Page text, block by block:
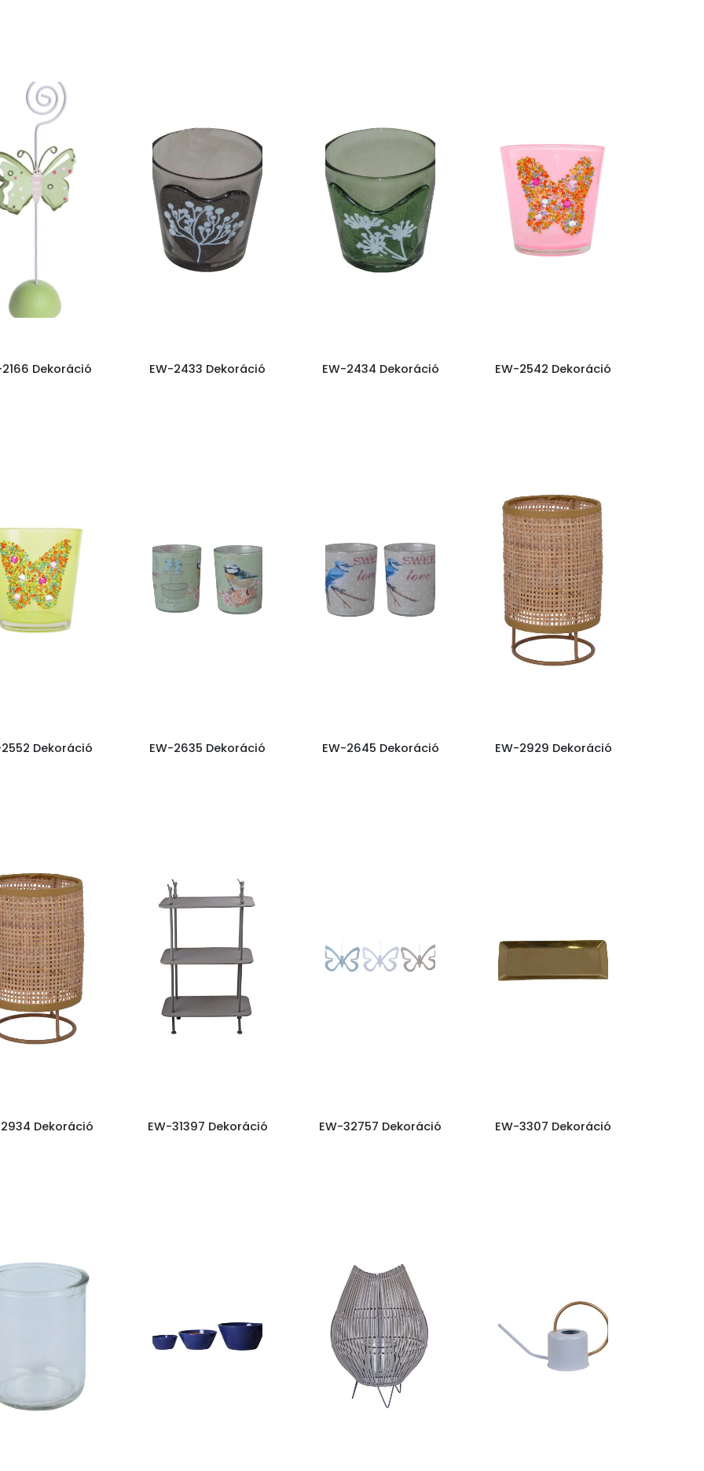
Dekoráció EW-2433 Dekoráció EW-2434 Dekoráció EW-2542 Dekoráció
Dekoráció EW-2635 Dekoráció EW-2645 Dekoráció EW-2929 Dekoráció
Dekoráció EW-31397 Dekoráció EW-32757 Dekoráció EW-3307 Dekoráció